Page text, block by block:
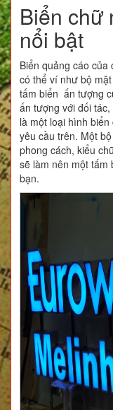
Biển chữ
nổi bật
Biển quảng cáo của
có thể ví như bộ
tấm biển ấn tượng
ấn tượng với đối
là một loại hình
yêu cầu trên. Một
phong cách, kiểu
sẽ làm nên một tấm
bạn.